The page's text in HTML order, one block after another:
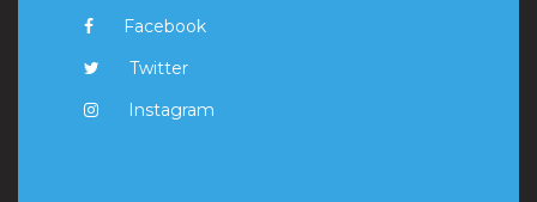
Facebook
Twitter
Instagram